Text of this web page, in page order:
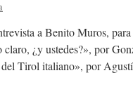
a Benito Muros,
¿y ustedes?», por
del Tirol italiano», por